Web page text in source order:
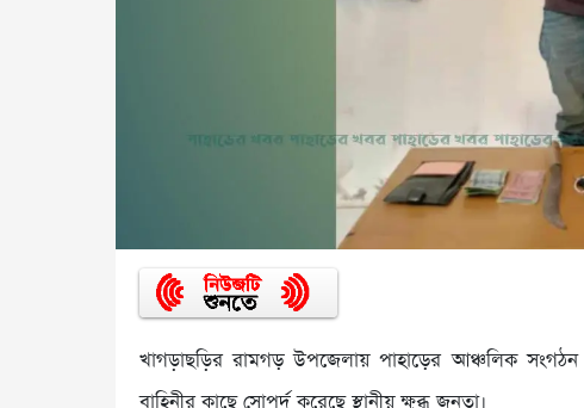
খাগড়াছড়ির রামগড় উপজেলায় পাহাড়ের আঞ্চলিক